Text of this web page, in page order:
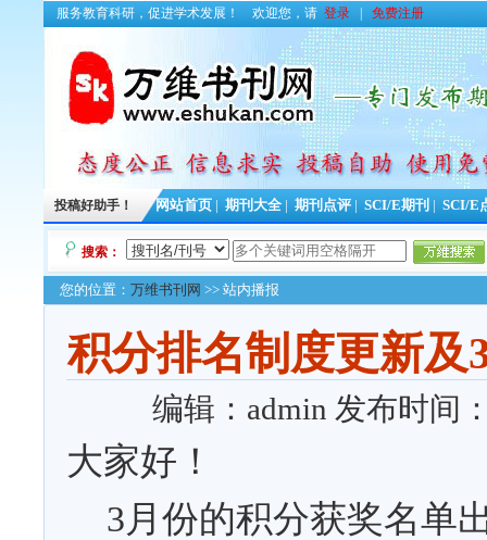
服务教育科研，促进学术发展！ 欢迎您，请 登录 免费注册
投稿好助手！ 网站首页 期刊大全 期刊点评 SCI/E期刊 SCI/E
搜索：
您的位置： 万维书刊网 >> 站内播报
积分排名制度更新及
编辑：admin 发布时间
大家好！
3月份的积分获奖名单